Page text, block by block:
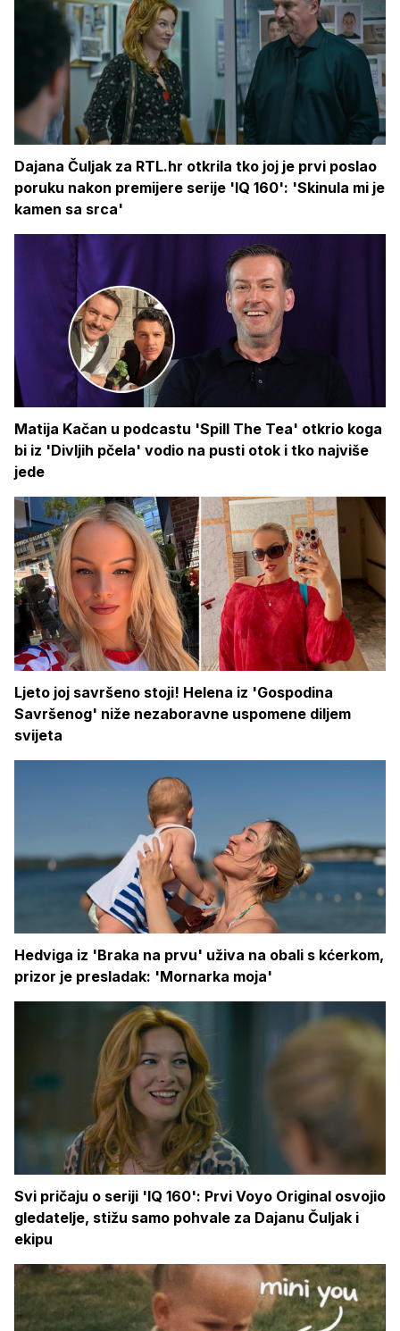
Dajana Čuljak za RTL.hr otkrila tko joj je prvi poslao
poruku nakon premijere serije 'IQ 160': 'Skinula mi je
kamen sa srca'
Matija Kačan u podcastu 'Spill The Tea' otkrio koga
bi iz 'Divljih pčela' vodio na pusti otok i tko najviše
jede
Ljeto joj savršeno stoji! Helena iz 'Gospodina
Savršenog' niže nezaboravne uspomene diljem
svijeta
Hedviga iz 'Braka na prvu' uživa na obali s kćerkom,
prizor je presladak: 'Mornarka moja'
Svi pričaju o seriji 'IQ 160': Prvi Voyo Original osvojio
gledatelje, stižu samo pohvale za Dajanu Čuljak i
ekipu